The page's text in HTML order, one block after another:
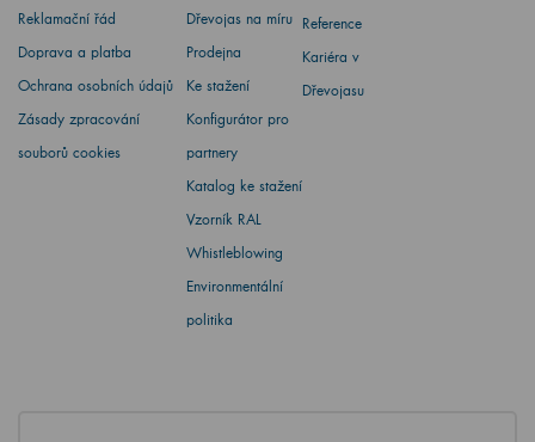
Reklamační řád
Doprava a platba
Ochrana osobních údajů
Zásady zpracování
souborů cookies
Dřevojas na míru
Prodejna
Ke stažení
Konfigurátor pro
partnery
Katalog ke stažení
Vzorník RAL
Whistleblowing
Environmentální
politika
Reference
Kariéra v
Dřevojasu